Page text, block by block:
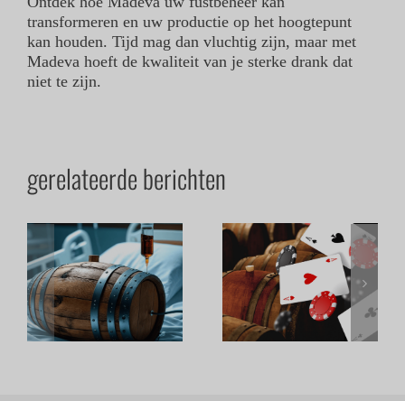
transformeren en uw productie op het hoogtepunt
kan houden. Tijd mag dan vluchtig zijn, maar met
Madeva hoeft de kwaliteit van je sterke drank dat
niet te zijn.
gerelateerde berichten